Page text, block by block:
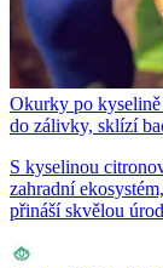
Okurky po
do zálivky, sklízí
S kyselinou
zahradní
přináší skvělou